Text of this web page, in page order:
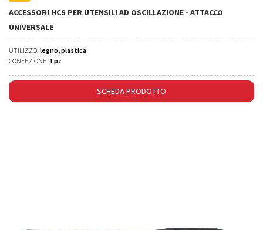
ACCESSORI HCS PER UTENSILI AD OSCILLAZIONE - ATTACCO
UNIVERSALE
UTILIZZO: legno, plastica
CONFEZIONE: 1 pz
SCHEDA PRODOTTO